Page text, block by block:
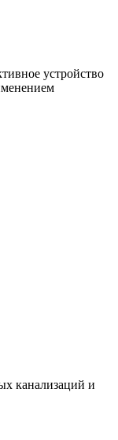
устройство
канализаций и